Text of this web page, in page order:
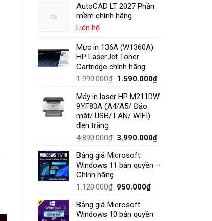
AutoCAD LT 2027 Phần
mềm chính hãng
Liên hệ
Mực in 136A (W1360A)
HP LaserJet Toner
Cartridge chính hãng
1.990.000₫ 1.590.000₫
Máy in laser HP M211DW
9YF83A (A4/A5/ Đảo
mặt/ USB/ LAN/ WIFI)
đen trắng
4.890.000₫ 3.990.000₫
Bảng giá Microsoft
Windows 11 bản quyền –
Chính hãng
1.120.000₫ 950.000₫
Bảng giá Microsoft
Windows 10 bản quyền